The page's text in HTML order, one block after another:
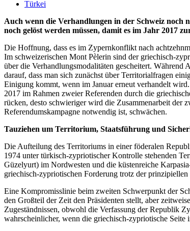
Türkei
Auch wenn die Verhandlungen in der Schweiz
noch gelöst werden müssen, damit es im Jahr 2017
Die Hoffnung, dass es im Zypernkonflikt nach
Im schweizerischen Mont Pèlerin sind der griechisch-
über die Verhandlungsmodalitäten gescheitert. Während
darauf, dass man sich zunächst über Territorialfragen
Einigung kommt, wenn im Januar erneut verhandelt
2017 im Rahmen zweier Referenden durch die
rücken, desto schwieriger wird die Zusammenarbeit der
Referendumskampagne notwendig ist, schwächen.
Tauziehen um Territorium, Staatsführung und
Die Aufteilung des Territoriums in einer föderalen
1974 unter türkisch-zypriotischer Kontrolle stehenden
Güzelyurt) im Nordwesten und die küstenreiche
griechisch-zypriotischen Forderung trotz der
Eine Kompromisslinie beim zweiten Schwerpunkt der
den Großteil der Zeit den Präsidenten stellt, aber
Zugeständnissen, obwohl die Verfassung der Republik
wahrscheinlicher, wenn die griechisch-zypriotische Seite